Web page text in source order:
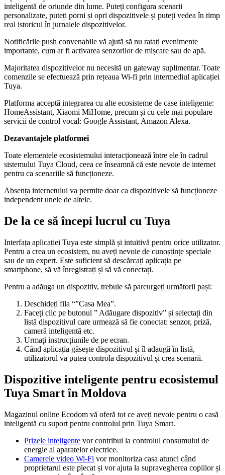
inteligentă de oriunde din lume. Puteți configura scenarii
personalizate, puteți porni și opri dispozitivele și puteți vedea în timp
real istoricul în jurnalele dispozitivelor.
Notificările push convenabile vă ajută să nu ratați evenimente
importante, cum ar fi activarea senzorilor de mișcare sau de apă.
Majoritatea dispozitivelor nu necesită un gateway suplimentar. Toate
comenzile se efectuează prin rețeaua Wi-fi prin intermediul aplicației
Tuya.
Platforma acceptă integrarea cu alte ecosisteme de case inteligente:
HomeAssistant, Xiaomi MiHome, precum și cu cele mai populare
servicii de control vocal: Google Assistant, Amazon Alexa.
Dezavantajele platformei
Toate elementele ecosistemului interacționează între ele în cadrul
sistemului Tuya Cloud, ceea ce înseamnă că este nevoie de internet
pentru ca scenariile să funcționeze.
Absența internetului va permite doar ca dispozitivele să funcționeze
independent unele de altele.
De la ce să începi lucrul cu Tuya
Interfața aplicației Tuya este simplă și intuitivă pentru orice utilizator.
Pentru a crea un ecosistem, nu aveți nevoie de cunoștințe speciale
sau de un expert. Este suficient să descărcați aplicația pe
smartphone, să vă înregistrați și să vă conectați.
Pentru a adăuga un dispozitiv, trebuie să parcurgeți următorii pași:
Deschideți fila “”Casa Mea”.
Faceți clic pe butonul ” Adăugare dispozitiv” și selectați din
listă dispozitivul care urmează să fie conectat: senzor, priză,
cameră inteligentă etc.
Urmați instrucțiunile de pe ecran.
Când aplicația găsește dispozitivul și îl adaugă în listă,
utilizatorul va putea controla dispozitivul și crea scenarii.
Dispozitive inteligente pentru ecosistemul
Tuya Smart în Moldova
Magazinul online Ecodom vă oferă tot ce aveți nevoie pentru o casă
inteligentă cu suport pentru controlul prin Tuya Smart.
Prizele inteligente vor contribui la controlul consumului de
energie al aparatelor electrice.
Camerele video Wi-Fi vor monitoriza casa atunci când
proprietarul este plecat și vor ajuta la supravegherea copiilor și